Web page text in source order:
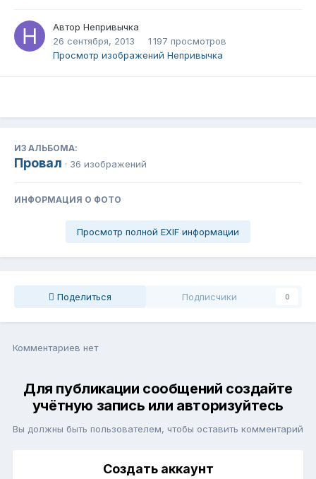
Автор Непривычка
26 сентября, 2013
1 197 просмотров
Просмотр изображений Непривычка
ИЗ АЛЬБОМА:
Провал · 36 изображений
ИНФОРМАЦИЯ О ФОТО
Просмотр полной EXIF информации
Поделиться Подписчики 0
Комментариев нет
Для публикации сообщений создайте
учётную запись или авторизуйтесь
Вы должны быть пользователем, чтобы оставить комментарий
Создать аккаунт